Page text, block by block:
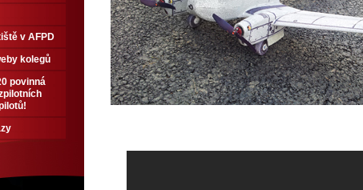
v AFPD
kolegů
povinná